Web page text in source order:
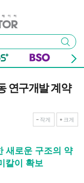
검색
연구개발 계약
작게 크게
새로운 구조의 약
칼이 확보